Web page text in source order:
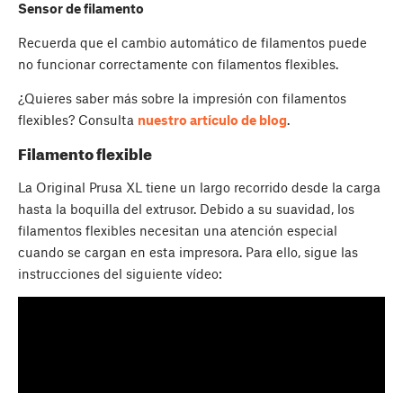
Sensor de filamento
Recuerda que el cambio automático de filamentos puede
no funcionar correctamente con filamentos flexibles.
¿Quieres saber más sobre la impresión con filamentos
flexibles? Consulta nuestro artículo de blog.
Filamento flexible
La Original Prusa XL tiene un largo recorrido desde la carga
hasta la boquilla del extrusor. Debido a su suavidad, los
filamentos flexibles necesitan una atención especial
cuando se cargan en esta impresora. Para ello, sigue las
instrucciones del siguiente vídeo: